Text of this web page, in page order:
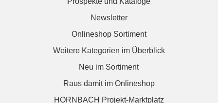
Newsletter
Onlineshop Sortiment
Weitere Kategorien im Überblick
Neu im Sortiment
Raus damit im Onlineshop
HORNBACH Projekt-Marktplatz